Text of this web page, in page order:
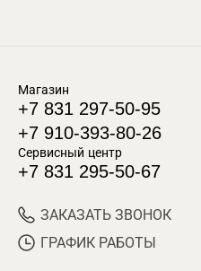
Магазин
+7 831 297-50-95
+7 910-393-80-26
Сервисный центр
+7 831 295-50-67
ЗАКАЗАТЬ ЗВОНОК
ГРАФИК РАБОТЫ